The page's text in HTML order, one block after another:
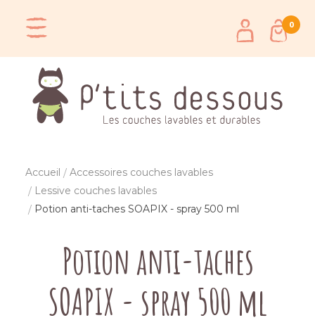
0
Accueil
Accessoires couches lavables
Lessive couches lavables
Potion anti-taches SOAPIX - spray 500 ml
Potion anti-taches
SOAPIX - spray 500 ml